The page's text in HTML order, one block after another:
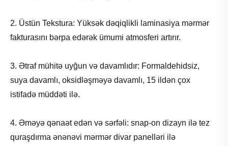
2. Üstün Tekstura: Yüksək dəqiqlikli laminasiya mərmər
fakturasını bərpa edərək ümumi atmosferi artırır.
3. Ətraf mühitə uyğun və davamlıdır: Formaldehidsiz,
suya davamlı, oksidləşməyə davamlı, 15 ildən çox
istifadə müddəti ilə.
4. Əməyə qənaət edən və sərfəli: snap-on dizayn ilə tez
quraşdırma ənənəvi mərmər divar panelləri ilə